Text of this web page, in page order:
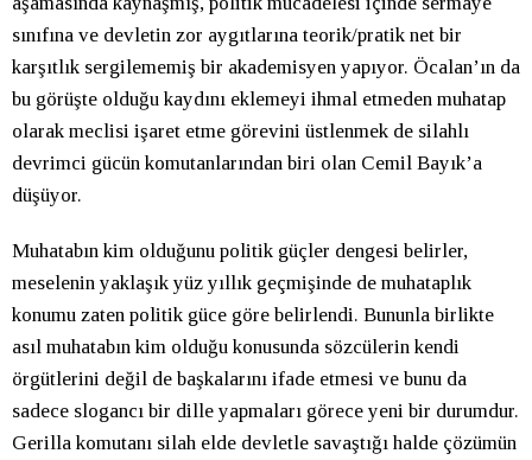
sınıfına ve devletin zor aygıtlarına teorik/pratik net bir
karşıtlık sergilememiş bir akademisyen yapıyor. Öcalan’ın da
bu görüşte olduğu kaydını eklemeyi ihmal etmeden muhatap
olarak meclisi işaret etme görevini üstlenmek de silahlı
devrimci gücün komutanlarından biri olan Cemil Bayık’a
düşüyor.
Muhatabın kim olduğunu politik güçler dengesi belirler,
meselenin yaklaşık yüz yıllık geçmişinde de muhataplık
konumu zaten politik güce göre belirlendi. Bununla birlikte
asıl muhatabın kim olduğu konusunda sözcülerin kendi
örgütlerini değil de başkalarını ifade etmesi ve bunu da
sadece slogancı bir dille yapmaları görece yeni bir durumdur.
Gerilla komutanı silah elde devletle savaştığı halde çözümün